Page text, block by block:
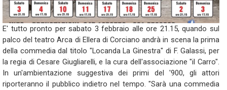
E' tutto pronto per sabato 3 febbraio alle ore 21.15, quando sul
palco del teatro Arca di Ellera di Corciano andrà in scena la prima
della commedia dal titolo "Locanda La Ginestra" di F. Galassi, per
la regia di Cesare Giugliarelli, e la cura dell'associazione "il Carro".
In un'ambientazione suggestiva dei primi del '900, gli attori
riporteranno il pubblico indietro nel tempo. "Sarà una commedia